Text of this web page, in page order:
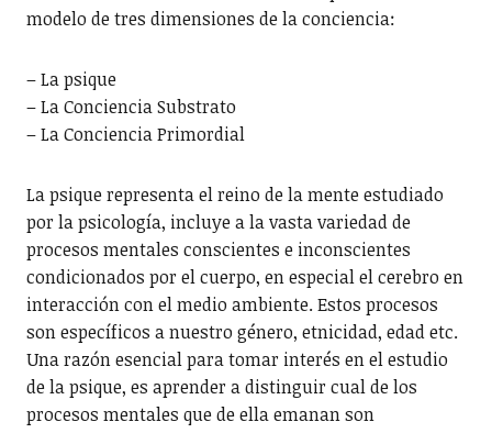
modelo de tres dimensiones de la conciencia:
– La psique
– La Conciencia Substrato
– La Conciencia Primordial
La psique representa el reino de la mente estudiado
por la psicología, incluye a la vasta variedad de
procesos mentales conscientes e inconscientes
condicionados por el cuerpo, en especial el cerebro en
interacción con el medio ambiente. Estos procesos
son específicos a nuestro género, etnicidad, edad etc.
Una razón esencial para tomar interés en el estudio
de la psique, es aprender a distinguir cual de los
procesos mentales que de ella emanan son